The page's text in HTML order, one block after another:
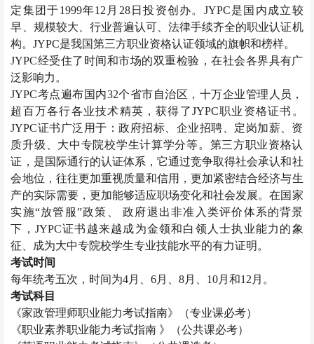
定集团于1999年12月28日投资创办。JYPC是国内成立较
早、规模较大、行业普遍认可、法律手续齐全的职业认证机
构。JYPC是我国第三方职业资格认证领域的旗帜和榜样。
JYPC经受住了时间和市场的双重检验，在社会各界具有广
泛影响力。
JYPC考点遍布国内32个省市自治区，十万企业管理人员，
超百万各行各业技术精英，获得了JYPC职业资格证书。
JYPC证书广泛用于：政府招标、企业招聘、定岗加薪、资
质升级、大中专院校学生计算学分等。第三方职业资格认
证，是国际通行的认证体系，它通过竞争取得社会承认和社
会地位，往往更加重视质量和信用，更加紧密结合经济与生
产的实际需要，更加能够适应职场变化和社会发展。在国家
实施“放管服”政策、 政府退出非准入类评价体系的背景
下，JYPC证书越来越成为金领和白领人士执业能力的象
征、成为大中专院校学生专业技能水平的有力证明。
考试时间
每年统考五次，时间为4月、6月、8月、10月和12月。
考试科目
《家政管理师职业能力考试指南》（专业课必考）
《职业素养职业能力考试指南 》（公共课必考）